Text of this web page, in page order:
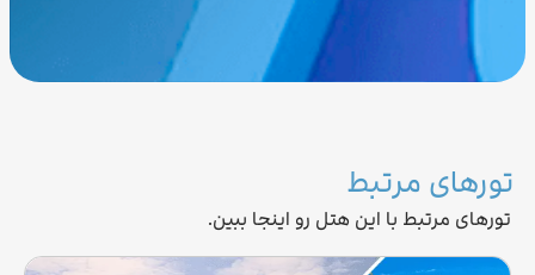
تورهای مرتبط
تورهای مرتبط با این هتل رو اینجا ببین.